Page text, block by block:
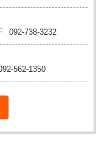
092-738-3232
562-1350